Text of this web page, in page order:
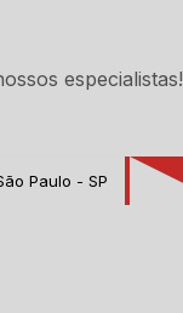
especialistas!
Paulo - SP